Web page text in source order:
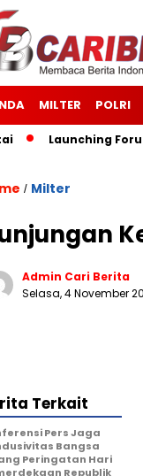
MILTER POLRI
Launching Forum
/ Milter
Admin Cari Berita
Selasa, 4 November
Terkait
Pers Jaga
Bangsa
Peringatan Hari
Republik